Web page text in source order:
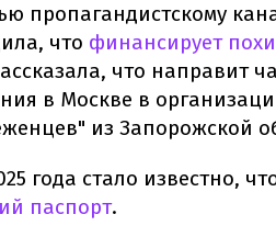
пропагандистскому
что финансирует
что направит
в Москве в
из Запорожской
года стало известно,
паспорт.